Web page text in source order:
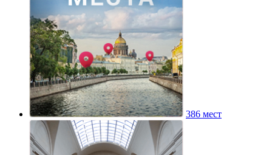
386 мест